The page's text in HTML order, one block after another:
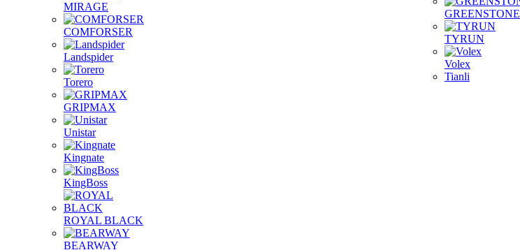
MIRAGE
COMFORSER
Landspider
Torero
GRIPMAX
Unistar
Kingnate
KingBoss
ROYAL BLACK
BEARWAY
GREENSTONE
TYRUN
Volex
Tianli